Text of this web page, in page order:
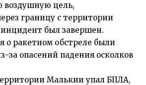
воздушную цель,
границу с территории
был завершен.
о ракетном обстреле были
за опасений падения осколков
Малькии упал БПЛА,